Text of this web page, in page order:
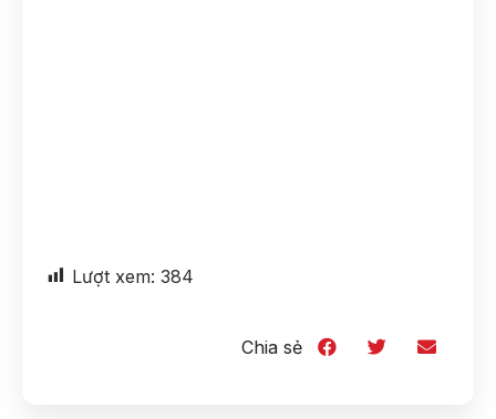
Lượt xem: 384
Chia sẻ